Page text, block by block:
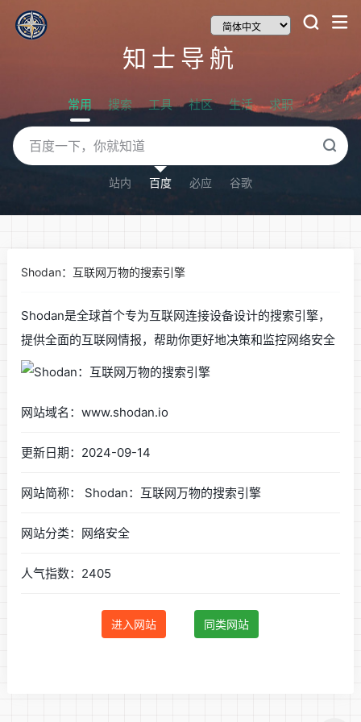
知士导航
常用 搜索 工具 社区 生活 求职
站内 百度 必应 谷歌
Shodan：互联网万物的搜索引擎
Shodan是全球首个专为互联网连接设备设计的搜索引擎，
提供全面的互联网情报，帮助你更好地决策和监控网络安全
网站域名：www.shodan.io
更新日期：2024-09-14
网站简称： Shodan：互联网万物的搜索引擎
网站分类：网络安全
人气指数：2405
进入网站 同类网站